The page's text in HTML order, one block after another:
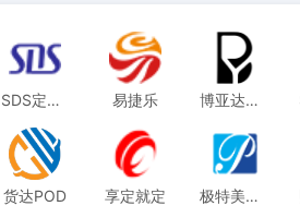
SDS定制选品 易捷乐 博亚达供应链
货达POD 享定就定 极特美国半托管定制